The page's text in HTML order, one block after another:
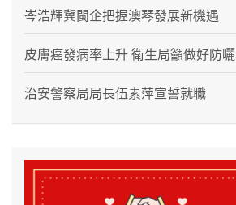
岑浩輝冀閩企把握澳琴發展新機遇
皮膚癌發病率上升 衛生局籲做好防曬
治安警察局局長伍素萍宣誓就職